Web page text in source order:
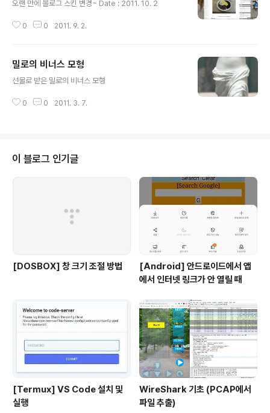
오랜 만에 블로그 스킨 변경~ Date : 2011. 10. 2
0 0 2011. 9. 2.
밀로의 비너스 모형
선물로 받은 밀로의 비너스 모형
0 0 2011. 3. 7.
이 블로그 인기글
[DOSBOX] 창 크기 조절 방법
[Android] 안드로이드에서 앱
에서 인터넷 링크가 안 열릴 때
[Termux] VS Code 설치 및
실행
WireShark 기초 (PCAP에서
파일 추출)